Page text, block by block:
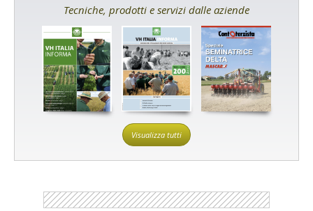
Tecniche, prodotti e servizi dalle aziende
Visualizza tutti